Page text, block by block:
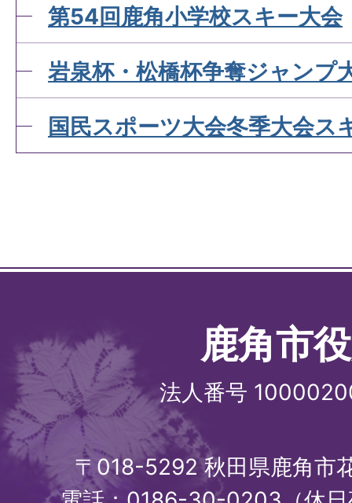
第54回鹿角小学校スキー大会
岩泉杯・松橋杯争奪ジャンプ
国民スポーツ大会冬季大会ス
鹿角市
法人番号
〒018-5292 秋田県鹿角市